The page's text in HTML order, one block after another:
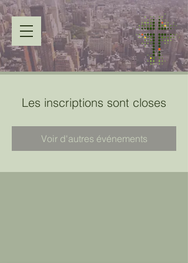
Les inscriptions sont closes
Voir d'autres événements